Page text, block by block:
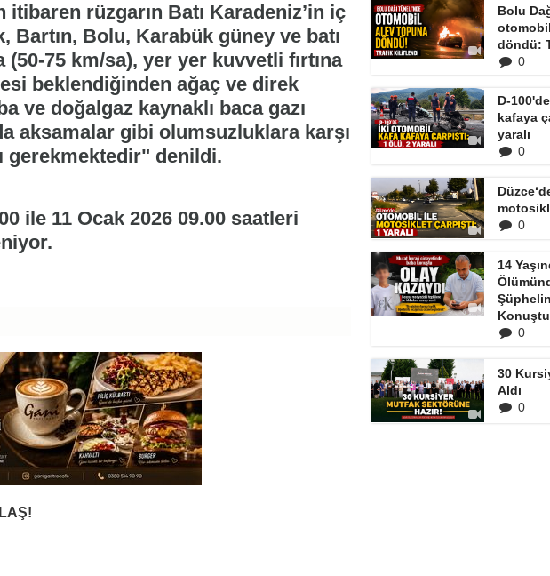
rüzgarın Batı Karadeniz’in iç
Bartın, Bolu, Karabük güney ve batı
75 km/sa), yer yer kuvvetli fırtına
beklendiğinden ağaç ve direk
ve doğalgaz kaynaklı baca gazı
aksamalar gibi olumsuzluklara karşı
gerekmektedir" denildi.
ile 11 Ocak 2026 09.00 saatleri
Bolu
döndü:
0
D-
kafaya
yaralı
0
0
14
Konuştu
0
30
Aldı
0